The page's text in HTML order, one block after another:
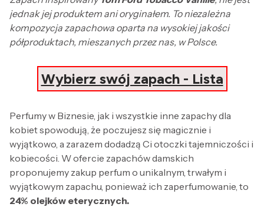
jednak jej produktem ani oryginałem. To niezależna
kompozycja zapachowa oparta na wysokiej jakości
półproduktach, mieszanych przez nas, w Polsce.
Wybierz swój zapach - Lista
Perfumy w Biznesie, jak i wszystkie inne zapachy dla
kobiet spowodują, że poczujesz się magicznie i
wyjątkowo, a zarazem dodadzą Ci otoczki tajemniczości i
kobiecości. W ofercie zapachów damskich
proponujemy zakup perfum o unikalnym, trwałym i
wyjątkowym zapachu, ponieważ ich zaperfumowanie, to
24% olejków eterycznych.